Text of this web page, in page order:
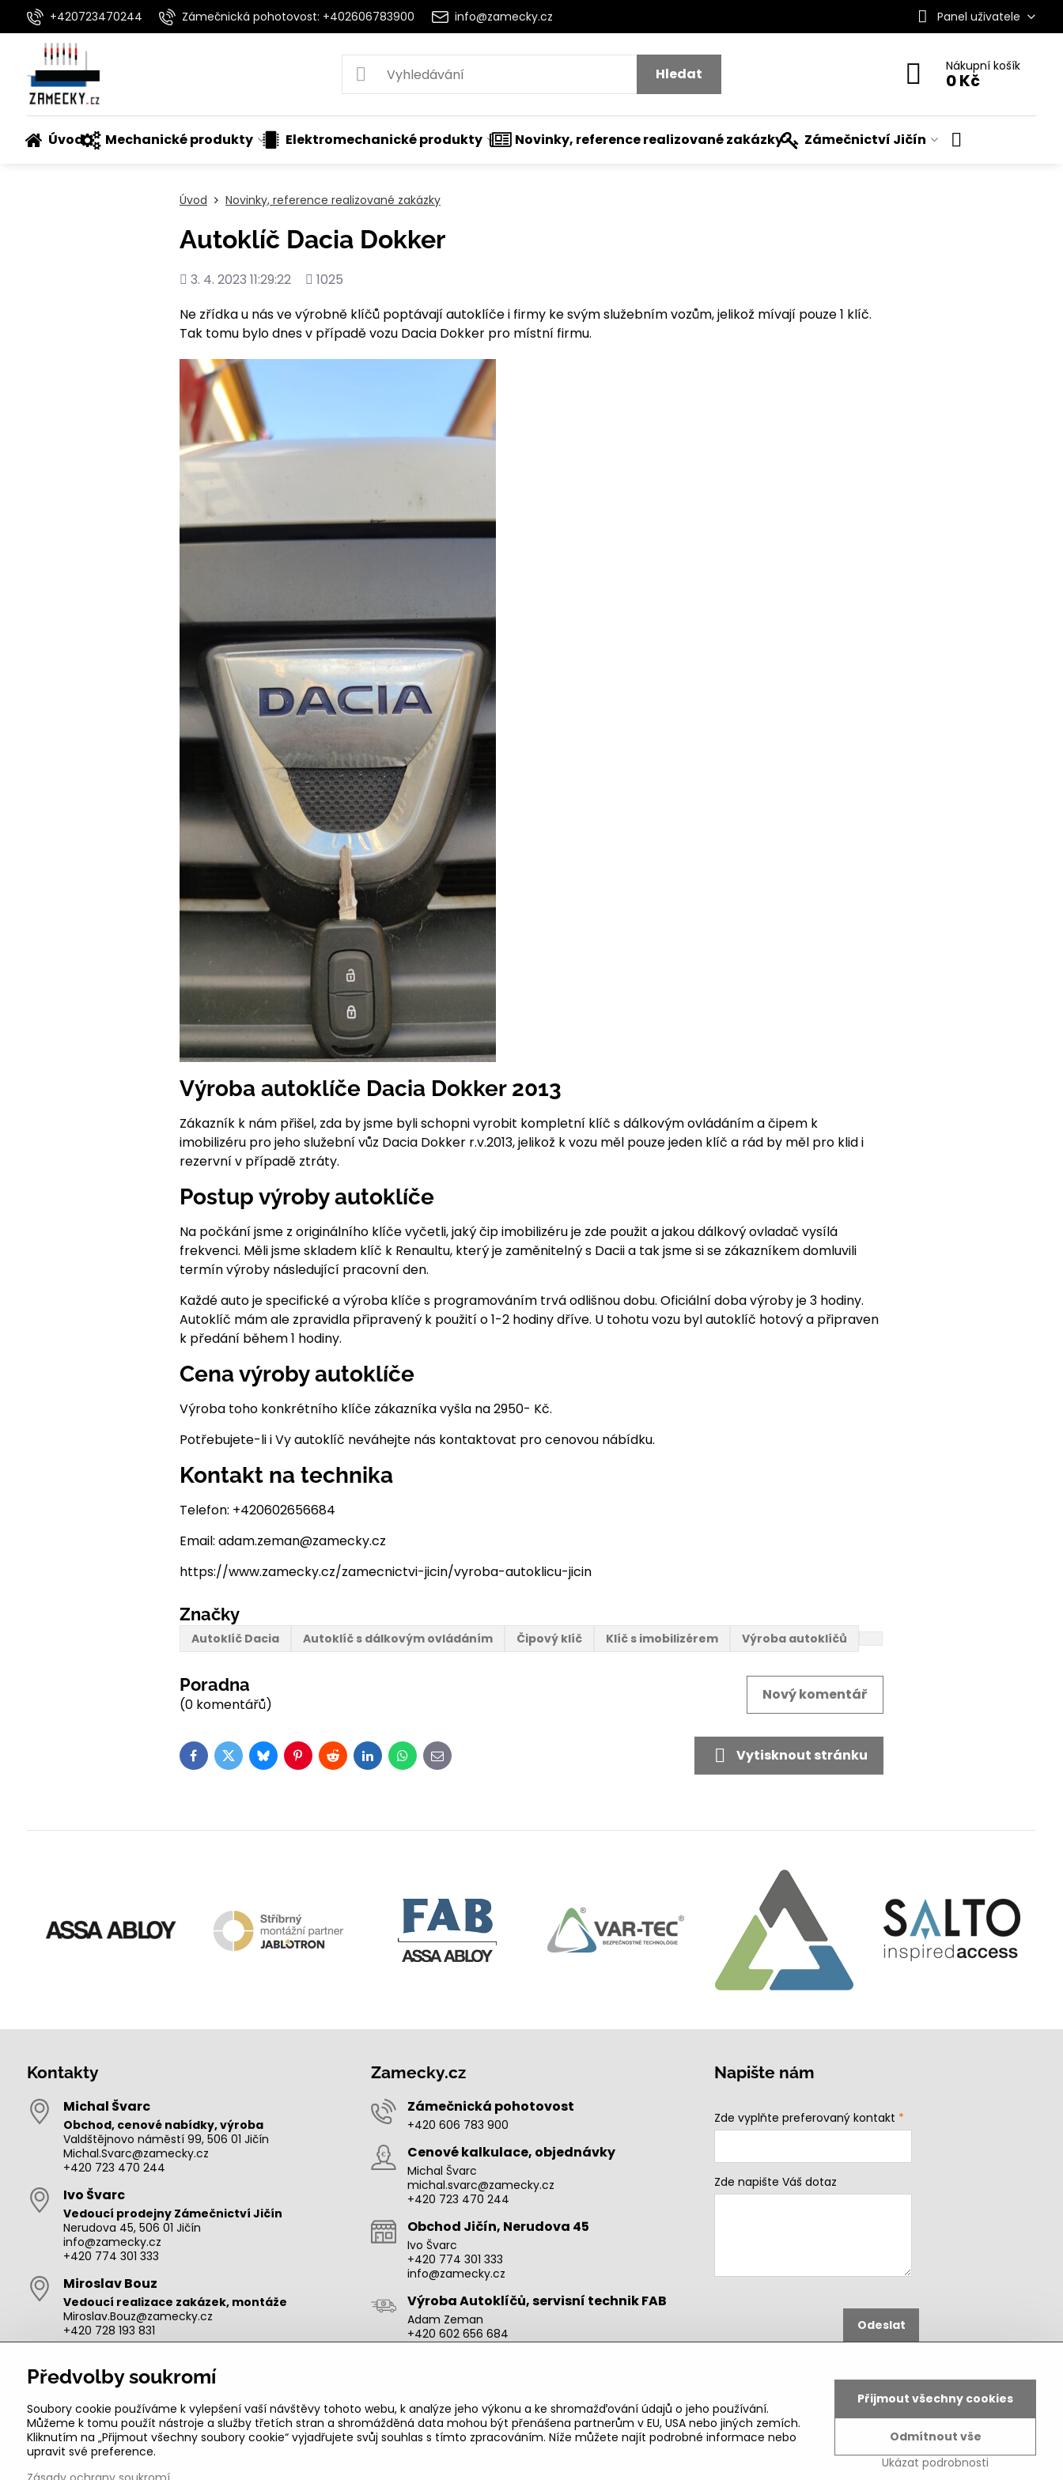
+420723470244 Zámečnická pohotovost: +402606783900 info@zamecky.cz Panel uživatele
Hledat Nákupní košík
0 Kč
Úvod Mechanické produkty Elektromechanické produkty Novinky, reference realizované zakázky Zámečnictví Jičín
Úvod Novinky, reference realizované zakázky
Autoklíč Dacia Dokker
Přidáno
3. 4. 2023 11:29:22
Počet
1025
Ne zřídka u nás ve výrobně klíčů poptávají autoklíče i firmy ke svým služebním vozům, jelikož mívají pouze 1 klíč.
Tak tomu bylo dnes v případě vozu Dacia Dokker pro místní firmu.
Výroba autoklíče Dacia Dokker 2013
Zákazník k nám přišel, zda by jsme byli schopni vyrobit kompletní klíč s dálkovým ovládáním a čipem k
imobilizéru pro jeho služební vůz Dacia Dokker r.v.2013, jelikož k vozu měl pouze jeden klíč a rád by měl pro klid i
rezervní v případě ztráty.
Postup výroby autoklíče
Na počkání jsme z originálního klíče vyčetli, jaký čip imobilizéru je zde použit a jakou dálkový ovladač vysílá
frekvenci. Měli jsme skladem klíč k Renaultu, který je zaměnitelný s Dacii a tak jsme si se zákazníkem domluvili
termín výroby následující pracovní den.
Každé auto je specifické a výroba klíče s programováním trvá odlišnou dobu. Oficiální doba výroby je 3 hodiny.
Autoklíč mám ale zpravidla připravený k použití o 1-2 hodiny dříve. U tohotu vozu byl autoklíč hotový a připraven
k předání během 1 hodiny.
Cena výroby autoklíče
Výroba toho konkrétního klíče zákazníka vyšla na 2950- Kč.
Potřebujete-li i Vy autoklíč neváhejte nás kontaktovat pro cenovou nábídku.
Kontakt na technika
Telefon: +420602656684
Email: adam.zeman@zamecky.cz
https://www.zamecky.cz/zamecnictvi-jicin/vyroba-autoklicu-jicin
Značky
Autoklíč Dacia Autoklíč s dálkovým ovládáním Čipový klíč Klíč s imobilizérem Výroba autoklíčů
Poradna
(0 komentářů)
Nový komentář
Facebook
TwitterBlueskyPinterest
RedditLinkedInWhatsApp
E-
mail
Vytisknout stránku
Kontakty
Michal Švarc
Obchod, cenové nabídky, výroba
Valdštějnovo náměstí 99, 506 01 Jičín
Michal.Svarc@zamecky.cz
+420 723 470 244
Ivo Švarc
Vedoucí prodejny Zámečnictví Jičín
Nerudova 45, 506 01 Jičín
info@zamecky.cz
+420 774 301 333
Miroslav Bouz
Vedoucí realizace zakázek, montáže
Miroslav.Bouz@zamecky.cz
+420 728 193 831
Výroba autoklíčů, technik pro oblast Jičín
adam.zeman@zamecky.cz
+420 602 656 684
Zamecky.cz
Zámečnická pohotovost
+420 606 783 900
Cenové kalkulace, objednávky
Michal Švarc
michal.svarc@zamecky.cz
+420 723 470 244
Obchod Jičín, Nerudova 45
Ivo Švarc
+420 774 301 333
info@zamecky.cz
Výroba Autoklíčů, servisní technik FAB
Adam Zeman
+420 602 656 684
Napište nám
Zde vyplňte preferovaný kontakt *
Zde napište Váš dotaz
Odeslat
Předvolby soukromí
Soubory cookie používáme k vylepšení vaší návštěvy tohoto webu, k analýze jeho výkonu a ke shromažďování údajů o jeho používání.
Můžeme k tomu použít nástroje a služby třetích stran a shromážděná data mohou být přenášena partnerům v EU, USA nebo jiných zemích.
Kliknutím na „Přijmout všechny soubory cookie“ vyjadřujete svůj souhlas s tímto zpracováním. Níže můžete najít podrobné informace nebo
upravit své preference.
Ukázat podrobnosti
Přijmout všechny cookies
Odmítnout vše